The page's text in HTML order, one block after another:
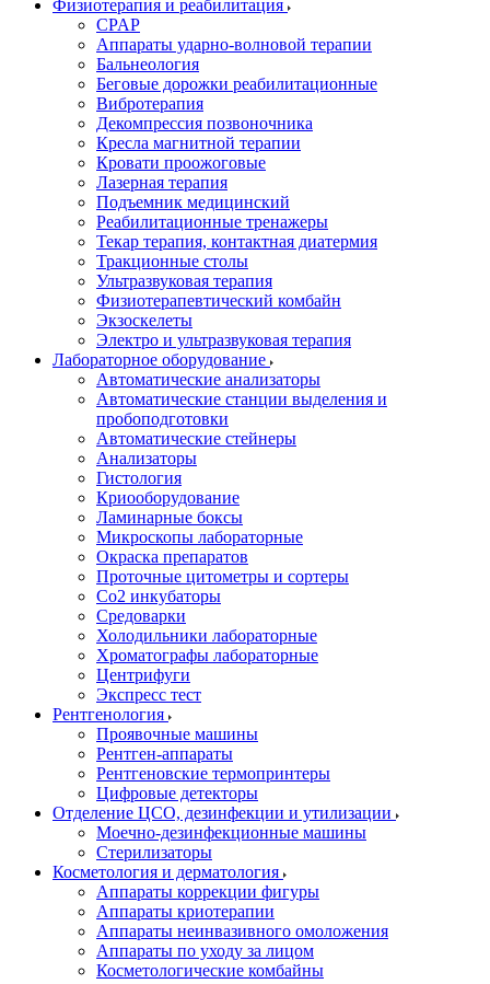
Физиотерапия и реабилитация
CPAP
Аппараты ударно-волновой терапии
Бальнеология
Беговые дорожки реабилитационные
Вибротерапия
Декомпрессия позвоночника
Кресла магнитной терапии
Кровати проожоговые
Лазерная терапия
Подъемник медицинский
Реабилитационные тренажеры
Текар терапия, контактная диатермия
Тракционные столы
Ультразвуковая терапия
Физиотерапевтический комбайн
Экзоскелеты
Электро и ультразвуковая терапия
Лабораторное оборудование
Автоматические анализаторы
Автоматические станции выделения и
пробоподготовки
Автоматические стейнеры
Анализаторы
Гистология
Криооборудование
Ламинарные боксы
Микроскопы лабораторные
Окраска препаратов
Проточные цитометры и сортеры
Со2 инкубаторы
Средоварки
Холодильники лабораторные
Хроматографы лабораторные
Центрифуги
Экспресс тест
Рентгенология
Проявочные машины
Рентген-аппараты
Рентгеновские термопринтеры
Цифровые детекторы
Отделение ЦСО, дезинфекции и утилизации
Моечно-дезинфекционные машины
Стерилизаторы
Косметология и дерматология
Аппараты коррекции фигуры
Аппараты криотерапии
Аппараты неинвазивного омоложения
Аппараты по уходу за лицом
Косметологические комбайны